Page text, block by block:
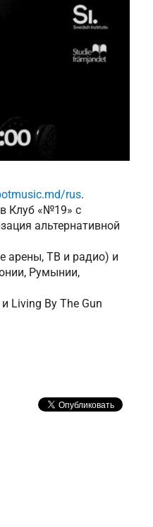
rus.
Клуб «№19» с
альтернативной
арены, ТВ и радио) и
Румынии,
Living By The Gun